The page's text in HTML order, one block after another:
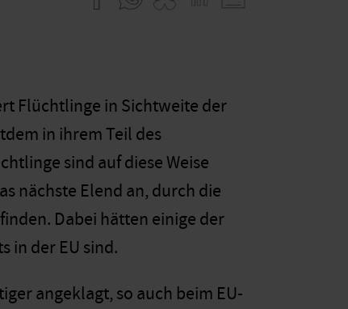
Flüchtlinge in Sichtweite der
in ihrem Teil des
sind auf diese Weise
nächste Elend an, durch die
Dabei hätten einige der
in der EU sind.
angeklagt, so auch beim EU-